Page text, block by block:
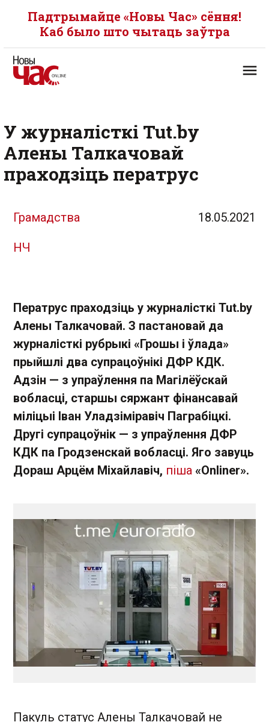
Падтрымайце «Новы Час» сёння!
Каб было што чытаць заўтра
У журналісткі Tut.by
Алены Талкачовай
праходзіць ператрус
Грамадства 18.05.2021
НЧ
Ператрус праходзіць у журналісткі Tut.bу
Алены Талкачовай. З пастановай да
журналісткі рубрыкі «Грошы і ўлада»
прыйшлі два супрацоўнікі ДФР КДК.
Адзін — з упраўлення па Магілёўскай
вобласці, старшы сяржант фінансавай
міліцыі Іван Уладзіміравіч Паграбіцкі.
Другі супрацоўнік — з упраўлення ДФР
КДК па Гродзенскай вобласці. Яго завуць
Дораш Арцём Міхайлавіч, піша «Onliner».
Пакуль статус Алены Талкачовай не